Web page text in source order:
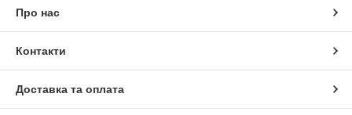
Про нас
Контакти
Доставка та оплата